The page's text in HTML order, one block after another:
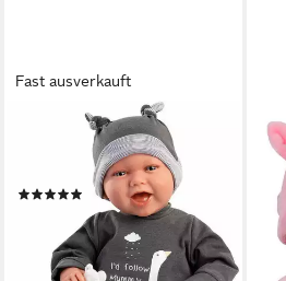
Fast ausverkauft
Babypuppe Mimi Gänsefamilie,
42cm, Made in Europe
(3)
UVP84,99 €
lieferbar - in 1-2 Werktagen bei dir